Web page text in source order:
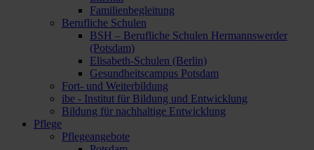
Familienbegleitung
Berufliche Schulen
BSH – Berufliche Schulen Hermannswerder
(Potsdam)
Elisabeth-Schulen (Berlin)
Gesundheitscampus Potsdam
Fort- und Weiterbildung
ibe - Institut für Bildung und Entwicklung
Bildung für nachhaltige Entwicklung
Pflege
Pflegeangebote